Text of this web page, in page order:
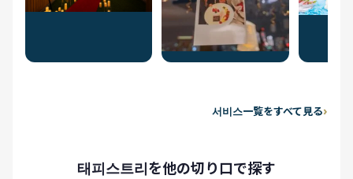
서비스一覧をすべて見る
태피스트리を他の切り口で探す